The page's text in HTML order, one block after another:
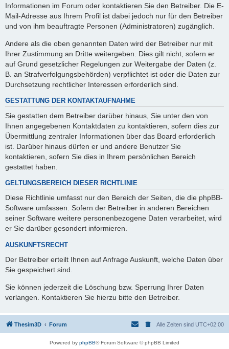
Informationen im Forum oder kontaktieren Sie den Betreiber. Die E-
Mail-Adresse aus Ihrem Profil ist dabei jedoch nur für den Betreiber
und von ihm beauftragte Personen (Administratoren) zugänglich.
Andere als die oben genannten Daten wird der Betreiber nur mit
Ihrer Zustimmung an Dritte weitergeben. Dies gilt nicht, sofern er
auf Grund gesetzlicher Regelungen zur Weitergabe der Daten (z.
B. an Strafverfolgungsbehörden) verpflichtet ist oder die Daten zur
Durchsetzung rechtlicher Interessen erforderlich sind.
GESTATTUNG DER KONTAKTAUFNAHME
Sie gestatten dem Betreiber darüber hinaus, Sie unter den von
Ihnen angegebenen Kontaktdaten zu kontaktieren, sofern dies zur
Übermittlung zentraler Informationen über das Board erforderlich
ist. Darüber hinaus dürfen er und andere Benutzer Sie
kontaktieren, sofern Sie dies in Ihrem persönlichen Bereich
gestattet haben.
GELTUNGSBEREICH DIESER RICHTLINIE
Diese Richtlinie umfasst nur den Bereich der Seiten, die die phpBB-
Software umfassen. Sofern der Betreiber in anderen Bereichen
seiner Software weitere personenbezogene Daten verarbeitet, wird
er Sie darüber gesondert informieren.
AUSKUNFTSRECHT
Der Betreiber erteilt Ihnen auf Anfrage Auskunft, welche Daten über
Sie gespeichert sind.
Sie können jederzeit die Löschung bzw. Sperrung Ihrer Daten
verlangen. Kontaktieren Sie hierzu bitte den Betreiber.
Thesim3D Forum Alle Zeiten sind UTC+02:00
Powered by phpBB® Forum Software © phpBB Limited